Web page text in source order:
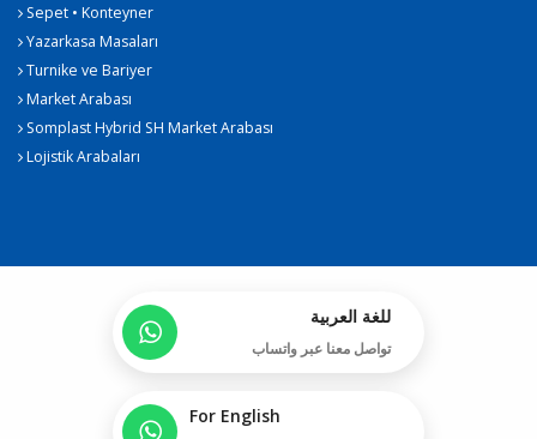
Sepet • Konteyner
Yazarkasa Masaları
Turnike ve Bariyer
Market Arabası
Somplast Hybrid SH Market Arabası
Lojistik Arabaları
للغة العربية
تواصل معنا عبر واتساب
For English